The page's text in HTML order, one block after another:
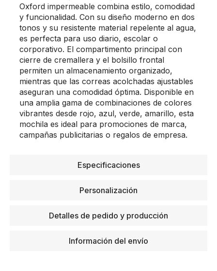
Especificaciones
Personalización
Detalles de pedido y producción
Información del envío
Oxford impermeable combina estilo, comodidad
y funcionalidad. Con su diseño moderno en dos
tonos y su resistente material repelente al agua,
es perfecta para uso diario, escolar o
corporativo. El compartimento principal con
cierre de cremallera y el bolsillo frontal
permiten un almacenamiento organizado,
mientras que las correas acolchadas ajustables
aseguran una comodidad óptima. Disponible en
una amplia gama de combinaciones de colores
vibrantes desde rojo, azul, verde, amarillo, esta
mochila es ideal para promociones de marca,
campañas publicitarias o regalos de empresa.